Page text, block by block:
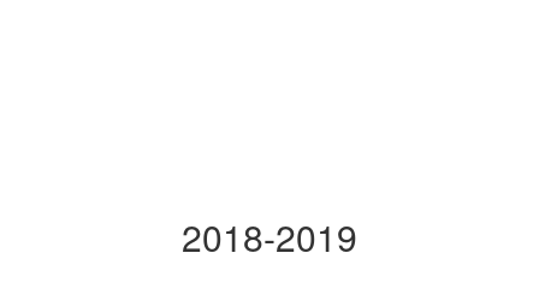
2018-2019